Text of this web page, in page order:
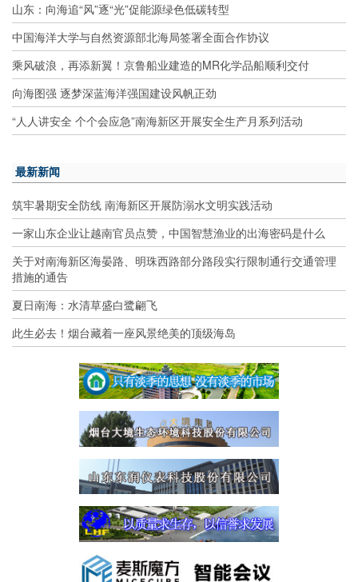
山东：向海追“风”逐“光”促能源绿色低碳转型
中国海洋大学与自然资源部北海局签署全面合作协议
乘风破浪，再添新翼！京鲁船业建造的MR化学品船顺利交付
向海图强 逐梦深蓝海洋强国建设风帆正劲
“人人讲安全 个个会应急”南海新区开展安全生产月系列活动
最新新闻
筑牢暑期安全防线 南海新区开展防溺水文明实践活动
一家山东企业让越南官员点赞，中国智慧渔业的出海密码是什么
关于对南海新区海晏路、明珠西路部分路段实行限制通行交通管理
措施的通告
夏日南海：水清草盛白鹭翩飞
此生必去！烟台藏着一座风景绝美的顶级海岛